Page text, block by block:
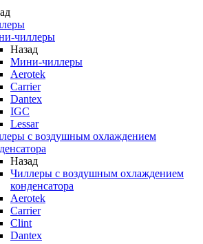
чиллеры
Назад
Мини-чиллеры
Aerotek
Carrier
Dantex
IGC
Lessar
с воздушным охлаждением
Назад
Чиллеры с воздушным охлаждением
конденсатора
Aerotek
Carrier
Clint
Dantex